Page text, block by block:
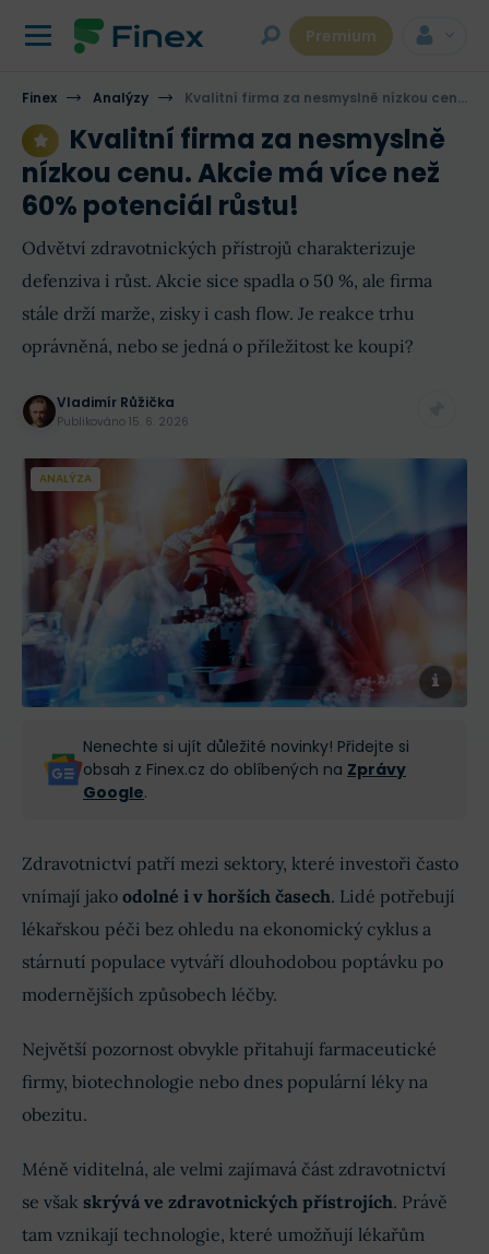
Premium
Finex Analýzy Kvalitní firma za nesmyslně nízkou cenu. Akcie má více než 60% potenciál růstu!
Kvalitní firma za nesmyslně
nízkou cenu. Akcie má více než
60% potenciál růstu!
Odvětví zdravotnických přístrojů charakterizuje
defenziva i růst. Akcie sice spadla o 50 %, ale firma
stále drží marže, zisky i cash flow. Je reakce trhu
oprávněná, nebo se jedná o příležitost ke koupi?
Vladimír Růžička
Publikováno 15. 6. 2026
ANALÝZA
Nenechte si ujít důležité novinky! Přidejte si
obsah z Finex.cz do oblíbených na Zprávy
Google.
Zdravotnictví patří mezi sektory, které investoři často
vnímají jako odolné i v horších časech. Lidé potřebují
lékařskou péči bez ohledu na ekonomický cyklus a
stárnutí populace vytváří dlouhodobou poptávku po
modernějších způsobech léčby.
Největší pozornost obvykle přitahují farmaceutické
firmy, biotechnologie nebo dnes populární léky na
obezitu.
Méně viditelná, ale velmi zajímavá část zdravotnictví
se však skrývá ve zdravotnických přístrojích. Právě
tam vznikají technologie, které umožňují lékařům